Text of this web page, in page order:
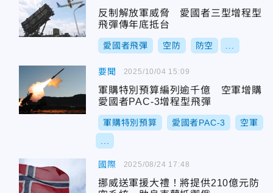
反制解放軍威脅 愛國者三型增程型
飛彈傳年底抵台
愛國者飛彈 空防 防空
要聞
軍購特別預算編列逾千億 空軍增購
愛國者PAC-3增程型飛彈
軍購特別預算 愛國者PAC-3 空軍
2025/10/04 15:09
國際
挪威送軍援大禮！將提供210億元防
2025/08/24 17:48